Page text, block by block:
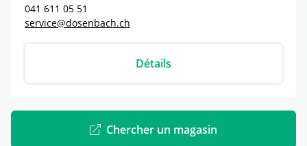
041 611 05 51
service@dosenbach.ch
Détails
Chercher un magasin